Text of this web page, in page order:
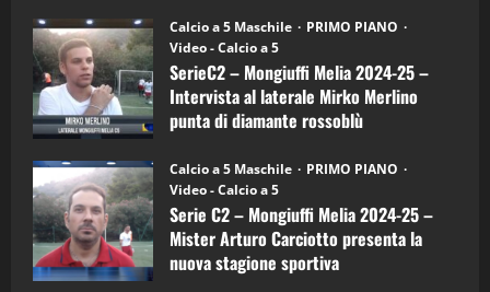
6)
–
Intervista
a
mister
Arturo
Carciotto
(Mongiuffi
Calcio a 5 Maschile
PRIMO PIANO
Video - Calcio a 5
SerieC2 – Mongiuffi Melia 2024-25 –
Intervista al laterale Mirko Merlino
punta di diamante rossoblù
Calcio a 5 Maschile
PRIMO PIANO
Video - Calcio a 5
Serie C2 – Mongiuffi Melia 2024-25 –
Mister Arturo Carciotto presenta la
nuova stagione sportiva
4
“SportEmpire” in Podcast: 27^ Puntata
(Martedi 14 Aprile 2026)
15/04/2026
5
“SportEmpire” in Podcast: 26^ Puntata
(Martedi 07 Aprile 2026)
08/04/2026